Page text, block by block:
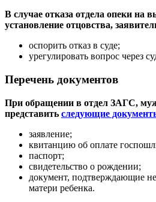
В случае отказа отдела опеки на
установление отцовства,
оспорить отказ в суде;
урегулировать вопрос через
Перечень документов
При обращении в отдел ЗАГС,
представить следующие
заявление;
квитанцию об оплате
паспорт;
свидетельство о рождении;
документ, подтверждающие
матери ребенка.